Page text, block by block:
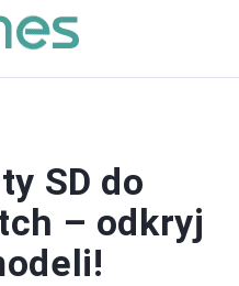
SD do
– odkryj